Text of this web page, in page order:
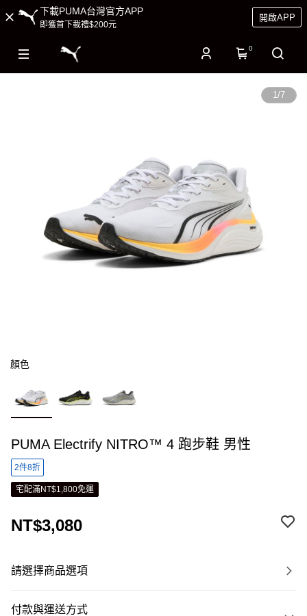
下載PUMA台灣官方APP
即獲首下載禮$200元
開啟APP
0
1/7
顏色
PUMA Electrify NITRO™ 4 跑步鞋 男性
2件8折
宅配滿NT$1,800免運
NT$3,080
請選擇商品選項
付款與運送方式